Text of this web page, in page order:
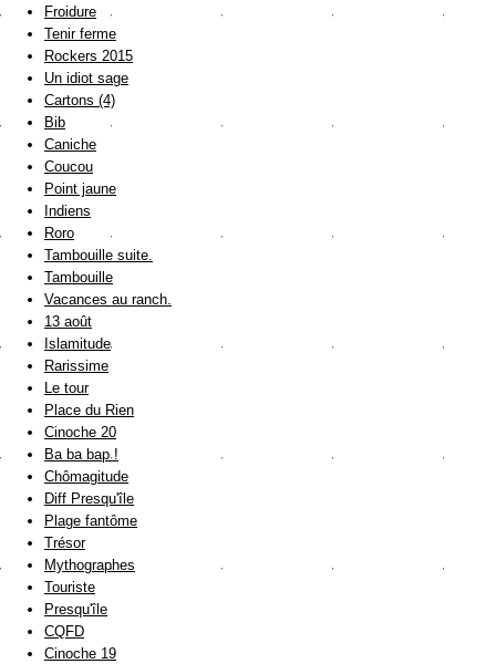
Froidure
Tenir ferme
Rockers 2015
Un idiot sage
Cartons (4)
Bib
Caniche
Coucou
Point jaune
Indiens
Roro
Tambouille suite.
Tambouille
Vacances au ranch.
13 août
Islamitude
Rarissime
Le tour
Place du Rien
Cinoche 20
Ba ba bap !
Chômagitude
Diff Presqu'île
Plage fantôme
Trésor
Mythographes
Touriste
Presqu'île
CQFD
Cinoche 19